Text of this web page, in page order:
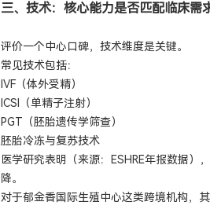
三、技术：核心能力是否匹配临床需
评价一个中心口碑，技术维度是关键。
常见技术包括：
IVF（体外受精）
ICSI（单精子注射）
PGT（胚胎遗传学筛查）
胚胎冷冻与复苏技术
医学研究表明（来源：ESHRE年报数据
降。
对于郁金香国际生殖中心这类跨境机构，